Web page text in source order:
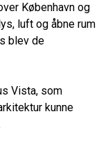
København og
luft og åbne rum
blev de
Vista, som
kunne